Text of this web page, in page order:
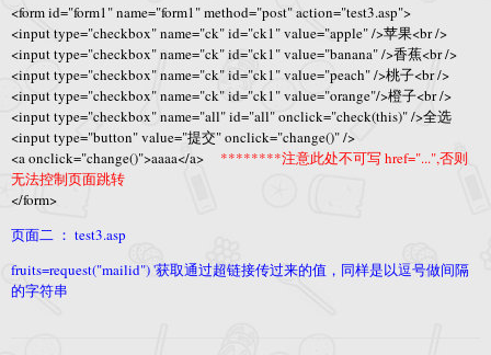
<form id="form1" name="form1" method="post" action="test3.asp">
<input type="checkbox" name="ck" id="ck1" value="apple" />苹果<br />
<input type="checkbox" name="ck" id="ck1" value="banana" />香蕉<br />
<input type="checkbox" name="ck" id="ck1" value="peach" />桃子<br />
<input type="checkbox" name="ck" id="ck1" value="orange"/>橙子<br />
<input type="checkbox" name="all" id="all" onclick="check(this)" />全选
<input type="button" value="提交" onclick="change()" />
<a onclick="change()">aaaa</a> ********注意此处不可写 href="...",否则
无法控制页面跳转
</form>
页面二 ： test3.asp
fruits=request("mailid") '获取通过超链接传过来的值，同样是以逗号做间隔
的字符串